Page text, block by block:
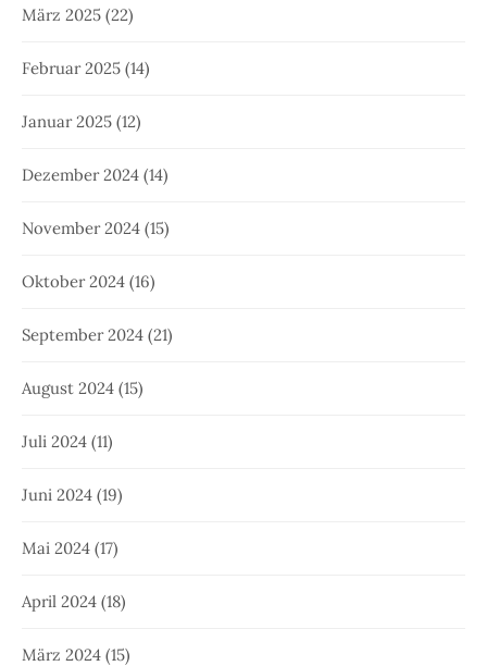
März 2025 (22)
Februar 2025 (14)
Januar 2025 (12)
Dezember 2024 (14)
November 2024 (15)
Oktober 2024 (16)
September 2024 (21)
August 2024 (15)
Juli 2024 (11)
Juni 2024 (19)
Mai 2024 (17)
April 2024 (18)
März 2024 (15)